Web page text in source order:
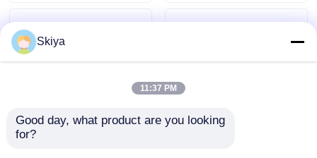
Alle Fälle
Skiya
11:37 PM
Good day, what product are you looking
for?